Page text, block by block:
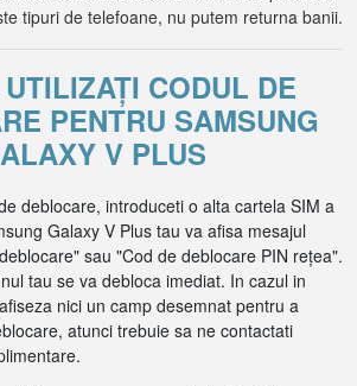
tipuri de telefoane, nu putem returna banii.
CODUL DE
PENTRU SAMSUNG
V PLUS
deblocare, introduceti o alta cartela SIM a
Galaxy V Plus tau va afisa mesajul
sau "Cod de deblocare PIN rețea".
tau se va debloca imediat. In cazul in
nici un camp desemnat pentru a
atunci trebuie sa ne contactati